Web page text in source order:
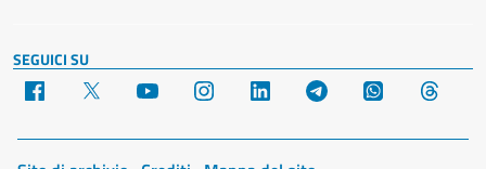
SEGUICI SU
Facebook YouTube Instagram LinkedIn Telegram WhatsApp